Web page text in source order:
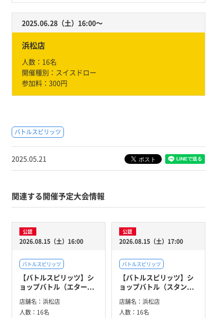
2025.06.28（土）16:00〜
浜松店
人数： 16名
開催種別： スイスドロー
参加料： 300円
バトルスピリッツ
2025.05.21
関連する開催予定大会情報
公認
2026.08.15（土）16:00
バトルスピリッツ
【バトルスピリッツ】シ
ョップバトル（エター...
店舗名： 浜松店
人数： 16名
公認
2026.08.15（土）17:00
バトルスピリッツ
【バトルスピリッツ】シ
ョップバトル（スタン...
店舗名： 浜松店
人数： 16名